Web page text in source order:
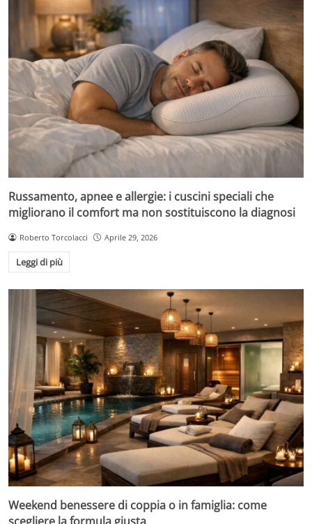
Russamento, apnee e allergie: i cuscini speciali che
migliorano il comfort ma non sostituiscono la diagnosi
Roberto Torcolacci Aprile 29, 2026
Leggi di più
Weekend benessere di coppia o in famiglia: come